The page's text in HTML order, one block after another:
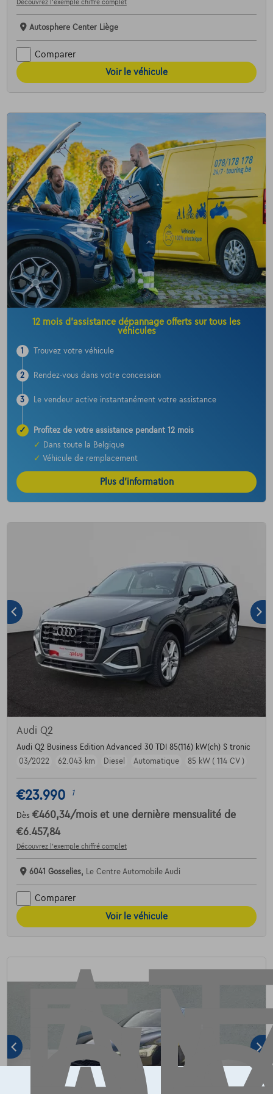
Découvrez l’exemple chiffré complet
Autosphere Center Liège
Comparer
Voir le véhicule
12 mois d’assistance dépannage offerts sur tous les
véhicules
1 Trouvez votre véhicule
2 Rendez-vous dans votre concession
3 Le vendeur active instantanément votre assistance
✓
Profitez de votre assistance pendant 12 mois
✓
Dans toute la Belgique
✓ Véhicule de remplacement
Plus d’information
Audi Q2
Audi Q2 Business Edition Advanced 30 TDI 85(116) kW(ch) S tronic
03/2022
62.043 km Diesel Automatique 85 kW ( 114 CV )
€23.990 1
Dès €460,34/mois et une dernière mensualité de
€6.457,84
Découvrez l’exemple chiffré complet
6041 Gosselies, Le Centre Automobile Audi
Comparer
Voir le véhicule